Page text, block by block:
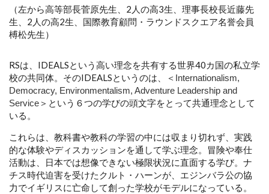
（左から高等部長菅原先生、2人の高3生、理事長校長近藤先
生、2人の高2生、国際教育顧問・ラウンドスクエア名誉会員
榑松先生）
RSは、IDEALSという高い理念を共有する世界40カ国の私立学
校の共同体。そのIDEALSというのは、＜ Internationalism,
Democracy, Environmentalism, Adventure Leadership and
Service＞という６つの学びの頭文字をとって共通理念として
いる。
これらは、教科書や教科の学習の中には収まり切れず、実践
的な体験やディスカッションを通して学ぶ理念。冒険や奉仕
活動は、日本では想像できない極限状況に直面する学び。ナ
チス時代迫害を受けたクルト・ハーンが、エジンバラ公の協
力でイギリスに亡命して創った学校がモデルになっている。